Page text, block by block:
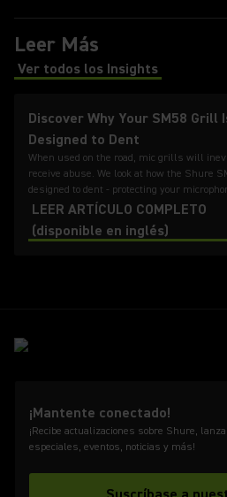
Leer Más
Ver todos los Insights
(Opens in a new tab)
Discover Why Your SM58 Grill
Designed to Dent
When used on the road, mic grills will
receive abuse. We look at how the Shure
designed to dent - protecting your
LEER ARTÍCULO COMPLETO
(disponible en inglés)
¡Mantente conectado!
¡Recibe actualizaciones sobre Shure,
especiales, eventos, noticias y más!